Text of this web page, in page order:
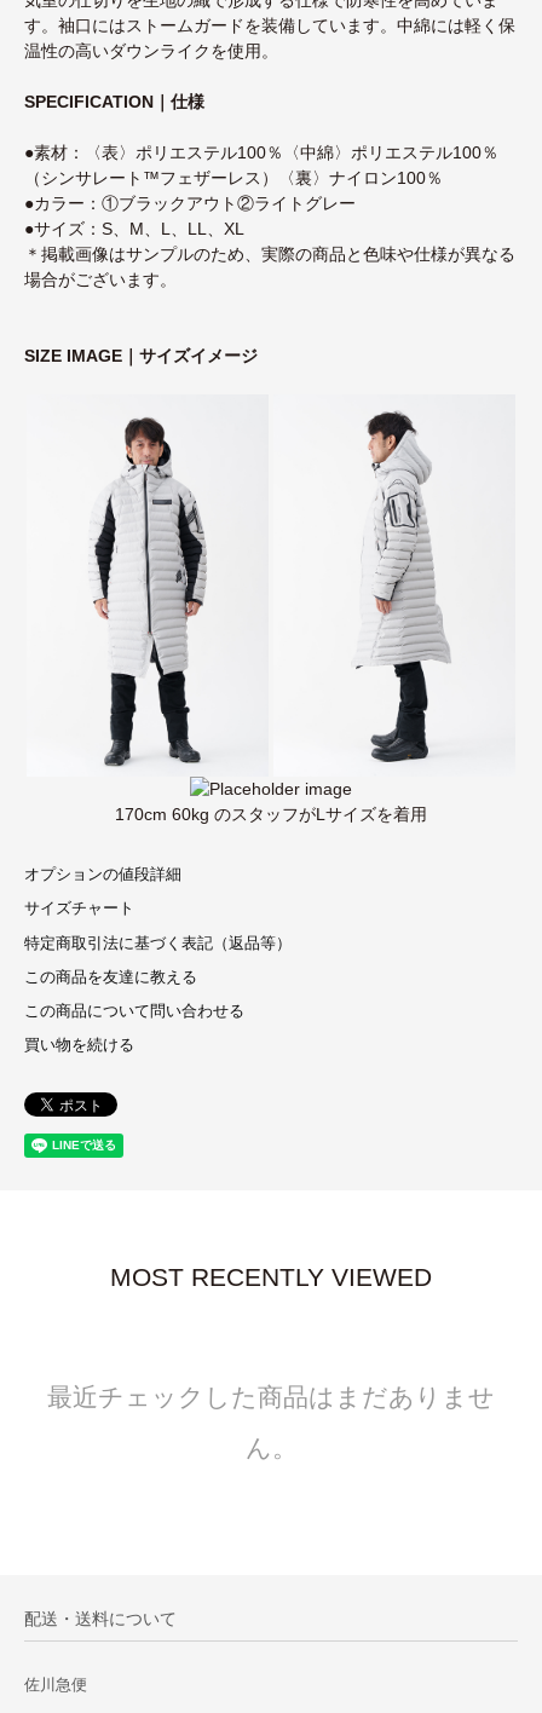
す。袖口にはストームガードを装備しています。中綿には軽く保
温性の高いダウンライクを使用。
SPECIFICATION｜仕様
●素材：〈表〉ポリエステル100％〈中綿〉ポリエステル100％
（シンサレート™フェザーレス）〈裏〉ナイロン100％
●カラー：①ブラックアウト②ライトグレー
●サイズ：S、M、L、LL、XL
＊掲載画像はサンプルのため、実際の商品と色味や仕様が異なる
場合がございます。
SIZE IMAGE｜サイズイメージ
170cm 60kg のスタッフがLサイズを着用
オプションの値段詳細
サイズチャート
特定商取引法に基づく表記（返品等）
この商品を友達に教える
この商品について問い合わせる
買い物を続ける
MOST RECENTLY VIEWED
最近チェックした商品はまだありませ
ん。
配送・送料について
佐川急便